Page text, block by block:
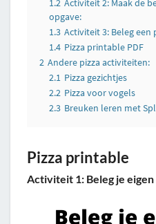
1.2 Activiteit 2: Maak de
opgave:
1.3 Activiteit 3: Beleg een
1.4 Pizza printable PDF
2 Andere pizza activiteiten:
2.1 Pizza gezichtjes
2.2 Pizza voor vogels
2.3 Breuken leren met
Pizza printable
Activiteit 1: Beleg je eigen